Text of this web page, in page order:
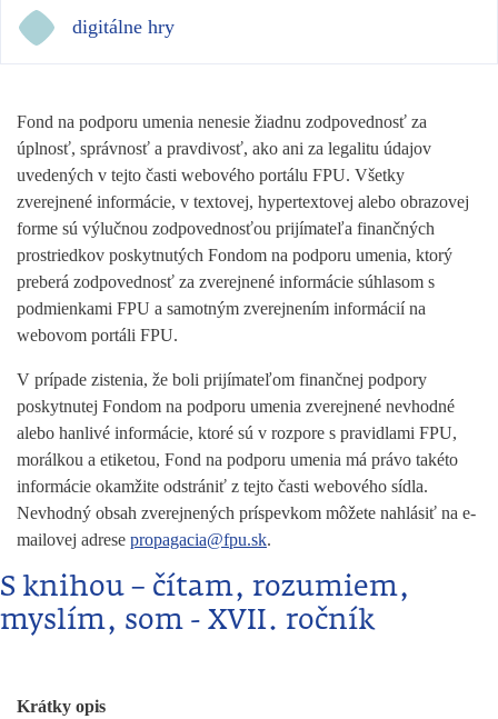
digitálne hry
Fond na podporu umenia nenesie žiadnu zodpovednosť za
úplnosť, správnosť a pravdivosť, ako ani za legalitu údajov
uvedených v tejto časti webového portálu FPU. Všetky
zverejnené informácie, v textovej, hypertextovej alebo obrazovej
forme sú výlučnou zodpovednosťou prijímateľa finančných
prostriedkov poskytnutých Fondom na podporu umenia, ktorý
preberá zodpovednosť za zverejnené informácie súhlasom s
podmienkami FPU a samotným zverejnením informácií na
webovom portáli FPU.
V prípade zistenia, že boli prijímateľom finančnej podpory
poskytnutej Fondom na podporu umenia zverejnené nevhodné
alebo hanlivé informácie, ktoré sú v rozpore s pravidlami FPU,
morálkou a etiketou, Fond na podporu umenia má právo takéto
informácie okamžite odstrániť z tejto časti webového sídla.
Nevhodný obsah zverejnených príspevkom môžete nahlásiť na e-
mailovej adrese propagacia@fpu.sk.
S knihou – čítam, rozumiem,
myslím, som - XVII. ročník
Krátky opis